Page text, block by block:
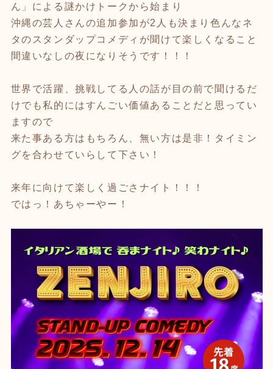
ん」による謎かけトークから始まり
沖縄の芸人さんの追加参加が2人も決まり色んなネ
タのスタンダップコメディが聞けて楽しくなること
間違いなしの夜になりそうです！！！
世界で活躍、挑戦してる人の話が目の前で聞けるだ
けでも私的にはすんごい価値あることだと思ってい
ますので
来た事ある方はもちろん、無い方は是非！タイミン
グを合わせていらして下さい！
来年に向けて楽しく過ごさナイト！！！
ではっ！あちゃーやー！